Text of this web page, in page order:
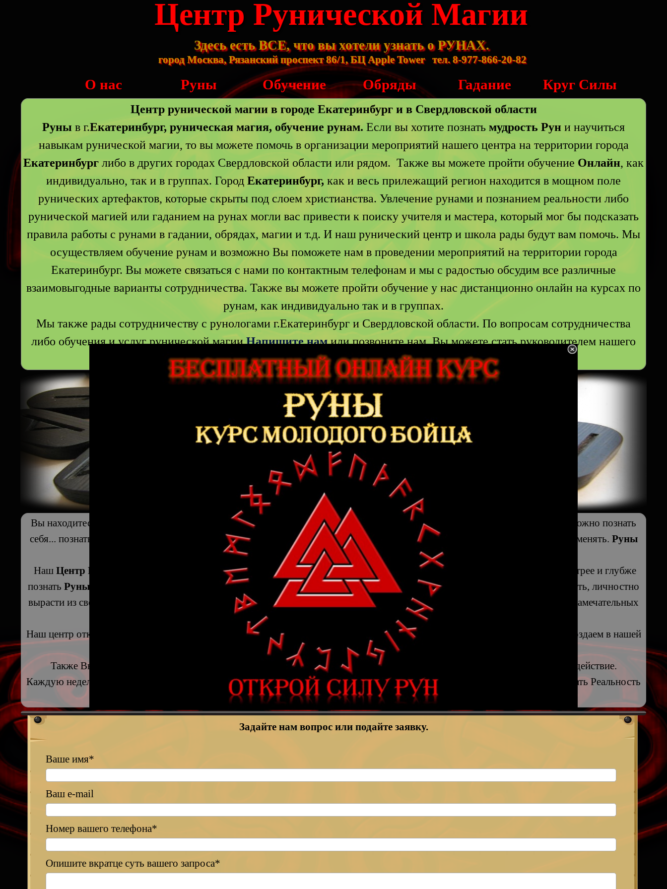
Здесь есть ВСЕ, что вы хотели узнать о РУНАХ.
город Москва, Рязанский проспект 86/1, БЦ Apple Tower   тел. 8-977-866-20-82
О нас Руны Обучение Обряды Гадание Круг Силы
Центр Рунической Магии
Центр рунической магии в городе Екатеринбург и в Свердловской области
Руны в г.Екатеринбург, руническая магия, обучение рунам. Если вы хотите познать мудрость Рун и научиться
навыкам рунической магии, то вы можете помочь в организации мероприятий нашего центра на территории города
Екатеринбург либо в других городах Свердловской области или рядом. Также вы можете пройти обучение Онлайн, как
индивидуально, так и в группах. Город Екатеринбург, как и весь прилежащий регион находится в мощном поле
рунических артефактов, которые скрыты под слоем христианства. Увлечение рунами и познанием реальности либо
рунической магией или гаданием на рунах могли вас привести к поиску учителя и мастера, который мог бы подсказать
правила работы с рунами в гадании, обрядах, магии и т.д. И наш рунический центр и школа рады будут вам помочь. Мы
осуществляем обучение рунам и возможно Вы поможете нам в проведении мероприятий на территории города
Екатеринбург. Вы можете связаться с нами по контактным телефонам и мы с радостью обсудим все различные
взаимовыгодные варианты сотрудничества. Также вы можете пройти обучение у нас дистанционно онлайн на курсах по
рунам, как индивидуально так и в группах.
Мы также рады сотрудничеству с рунологами г.Екатеринбург и Свердловской области. По вопросам сотрудничества
либо обучения и услуг рунической магииНапишите намили позвоните нам. Вы можете стать руководителем нашего
центра в вашем регионе.
Вы находитесь на территории Рунической магии Руны
это древний язык познания реальности. Язык на котором можно познать
себя... познать окружающий мир... познать Вселенную.
Руныэто язык на котором можно создавать этот Мир, творить его, менять. Руны
это настоящая
Магия . Это язык на котором творитсяМагия
Наш Центр Рунической Магии объединяет всех, кто интересуетсяРунической магией иРунами
. У нас Вы можете быстрее и глубже
познать Руны рунической магии, пообщаться с единомышленниками, прожитьРуны
, изменить свою Реальность, личностно
вырасти из своих рамок и ограничений, прочувствовать потоки энергий
Руни просто хорошо провести время в компании замечательных
Наш центр открыт, как для новичков, так и для опытных рунологов. Общий поток усиливает силу изменений, которые мы создаем в нашей
Реальности.
Также Вы можете у нас попробовать силу
рунической магии, заказав под ваш запрос нужный для Вас
или воздействие.
Каждую неделю во вторник проходит мероприятиеРунический круг силы, которое позволяет войти в
и познавать Реальность
и себя на более глубоком уровне.
Задайте нам вопрос или подайте заявку.
Ваше имя*
Ваш e-mail
Номер вашего телефона*
Опишите вкратце суть вашего запроса*